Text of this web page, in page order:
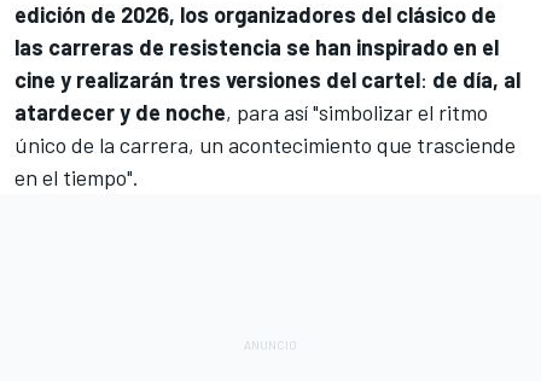
edición de 2026, los organizadores del clásico de
las carreras de resistencia se han inspirado en el
cine y realizarán tres versiones del cartel: de día, al
atardecer y de noche, para así "simbolizar el ritmo
único de la carrera, un acontecimiento que trasciende
en el tiempo".